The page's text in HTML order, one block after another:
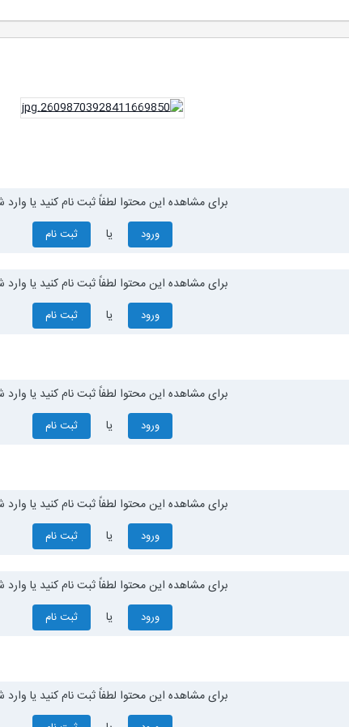
برای مشاهده این محتوا لطفاً ثبت نام کنید یا وارد
ورود یا ثبت نام
برای مشاهده این محتوا لطفاً ثبت نام کنید یا وارد
ورود یا ثبت نام
برای مشاهده این محتوا لطفاً ثبت نام کنید یا وارد
ورود یا ثبت نام
برای مشاهده این محتوا لطفاً ثبت نام کنید یا وارد
ورود یا ثبت نام
برای مشاهده این محتوا لطفاً ثبت نام کنید یا وارد
ورود یا ثبت نام
برای مشاهده این محتوا لطفاً ثبت نام کنید یا وارد